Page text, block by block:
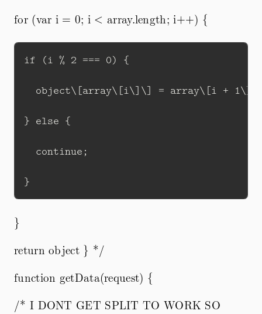
for (var i = 0; i < array.length; i++) {
if (i % 2 === 0) {
  object\[array\[i\]\] = array\[i + 1\];
} else {
  continue;
}
return object } */
function getData(request) {
/* I DONT GET SPLIT TO WORK SO